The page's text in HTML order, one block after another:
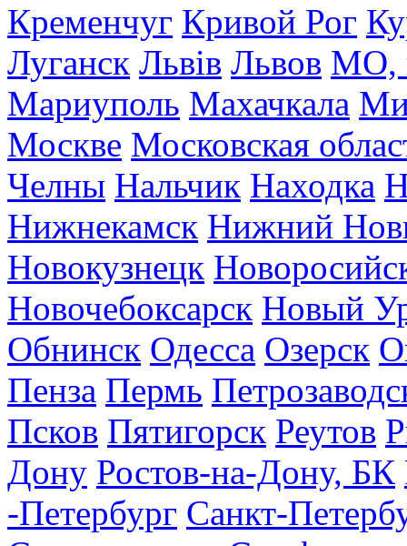
Кременчуг Кривой Рог
Луганск Львів Львов МО,
Мариуполь Махачкала
Москве Московская
Челны Нальчик Находка
Нижнекамск Нижний
Новокузнецк
Новочебоксарск Новый
Обнинск Одесса Озерск
Пенза Пермь
Псков Пятигорск Реутов
Дону Ростов-на-Дону, БК
-Петербург Санкт-